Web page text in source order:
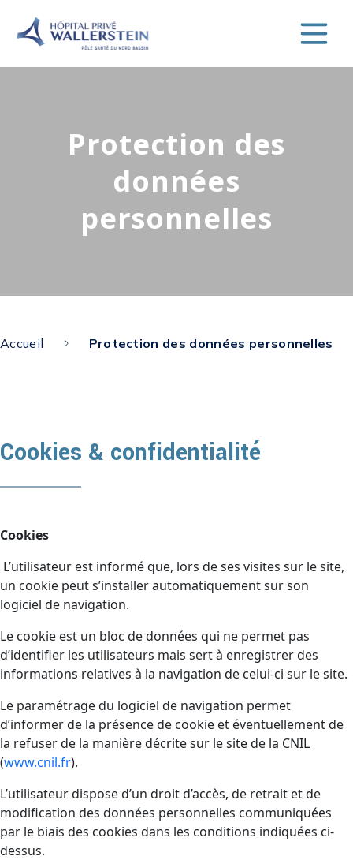
Protection des
données
personnelles
Accueil Protection des données personnelles
Cookies & confidentialité
Cookies
L’utilisateur est informé que, lors de ses visites sur le site,
un cookie peut s’installer automatiquement sur son
logiciel de navigation.
Le cookie est un bloc de données qui ne permet pas
d’identifier les utilisateurs mais sert à enregistrer des
informations relatives à la navigation de celui-ci sur le site.
Le paramétrage du logiciel de navigation permet
d’informer de la présence de cookie et éventuellement de
la refuser de la manière décrite sur le site de la CNIL
(www.cnil.fr).
L’utilisateur dispose d’un droit d’accès, de retrait et de
modification des données personnelles communiquées
par le biais des cookies dans les conditions indiquées ci-
dessus.